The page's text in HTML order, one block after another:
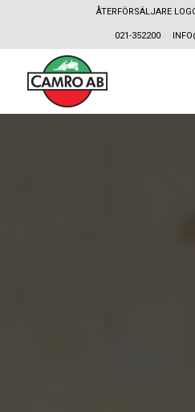
ÅTERFÖRSÄLJARE
021-352200